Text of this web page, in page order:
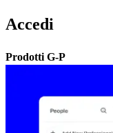
Accedi​​
Prodotti G-P​​